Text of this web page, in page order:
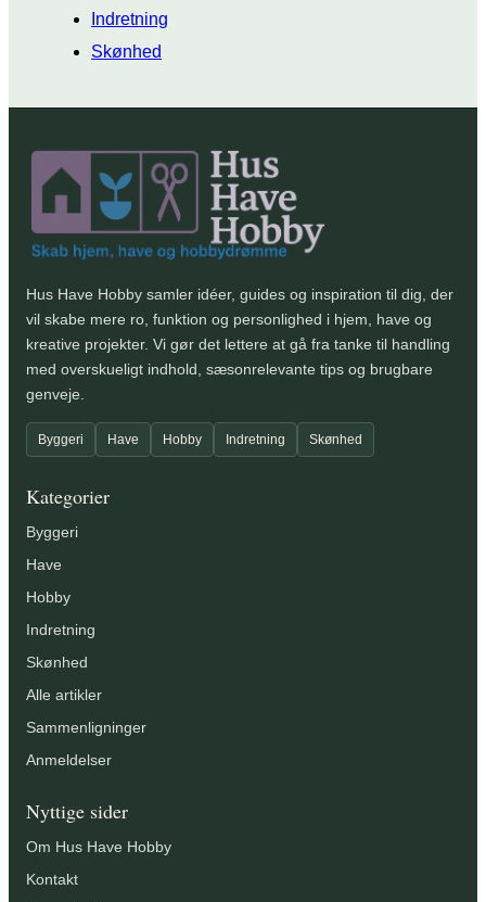
Indretning
Skønhed
Hus Have Hobby samler idéer, guides og inspiration til dig, der
vil skabe mere ro, funktion og personlighed i hjem, have og
kreative projekter. Vi gør det lettere at gå fra tanke til handling
med overskueligt indhold, sæsonrelevante tips og brugbare
genveje.
Byggeri Have Hobby Indretning Skønhed
Kategorier
Byggeri
Have
Hobby
Indretning
Skønhed
Alle artikler
Sammenligninger
Anmeldelser
Nyttige sider
Om Hus Have Hobby
Kontakt